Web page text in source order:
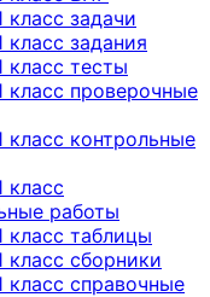
класс задачи
задания
класс тесты
класс проверочные
класс контрольные
класс
работы
класс таблицы
класс сборники
класс справочные